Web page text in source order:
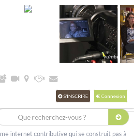
S'INSCRIRE Connexion
PLATEFORME NOTRAGORA
internet contributive qui se construit pas à